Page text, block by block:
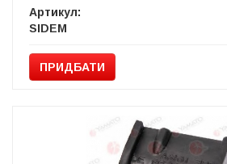
Артикул:
SIDEM
ПРИДБАТИ